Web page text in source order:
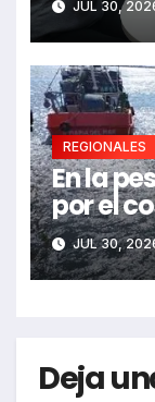
JUL 30,
REGIONALES
En la
por el
JUL 30,
Deja